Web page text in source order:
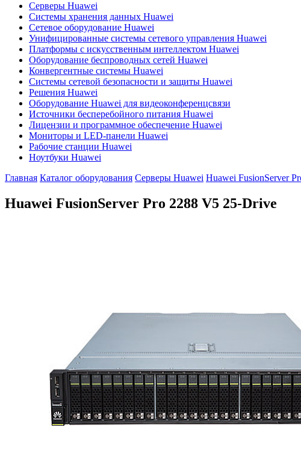
Серверы Huawei
Системы хранения данных Huawei
Сетевое оборудование Huawei
Унифицированные системы сетевого управления Huawei
Платформы с искусственным интеллектом Huawei
Оборудование беспроводных сетей Huawei
Конвергентные системы Huawei
Системы сетевой безопасности и защиты Huawei
Решения Huawei
Оборудование Huawei для видеоконференцсвязи
Источники бесперебойного питания Huawei
Лицензии и программное обеспечение Huawei
Мониторы и LED-панели Huawei
Рабочие станции Huawei
Ноутбуки Huawei
Главная Каталог оборудования Серверы Huawei Huawei FusionServer
Huawei FusionServer Pro 2288 V5 25-Drive